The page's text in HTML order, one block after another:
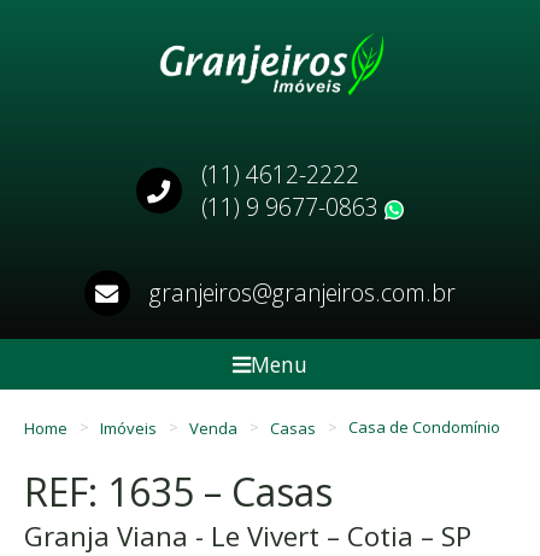
(11) 4612-2222
(11) 9 9677-0863
granjeiros@granjeiros.com.br
Menu
Home Imóveis Venda Casas Casa de Condomínio
REF: 1635 – Casas
Granja Viana - Le Vivert – Cotia – SP